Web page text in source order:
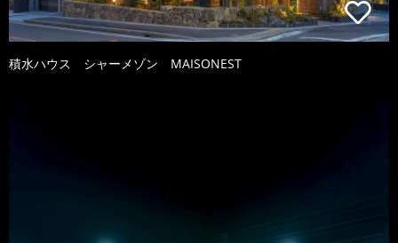
積水ハウス シャーメゾン MAISONEST